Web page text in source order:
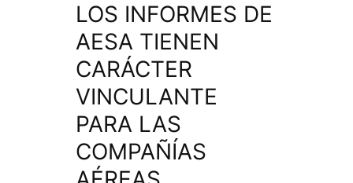
LOS INFORMES DE
AESA TIENEN
CARÁCTER
VINCULANTE
PARA LAS
COMPAÑÍAS